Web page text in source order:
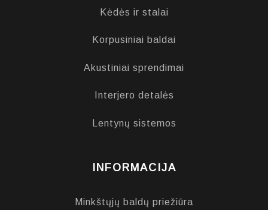
Kėdės ir stalai
Korpusiniai baldai
Akustiniai sprendimai
Interjero detalės
Lentynų sistemos
INFORMACIJA
Minkštųjų baldų priežiūra